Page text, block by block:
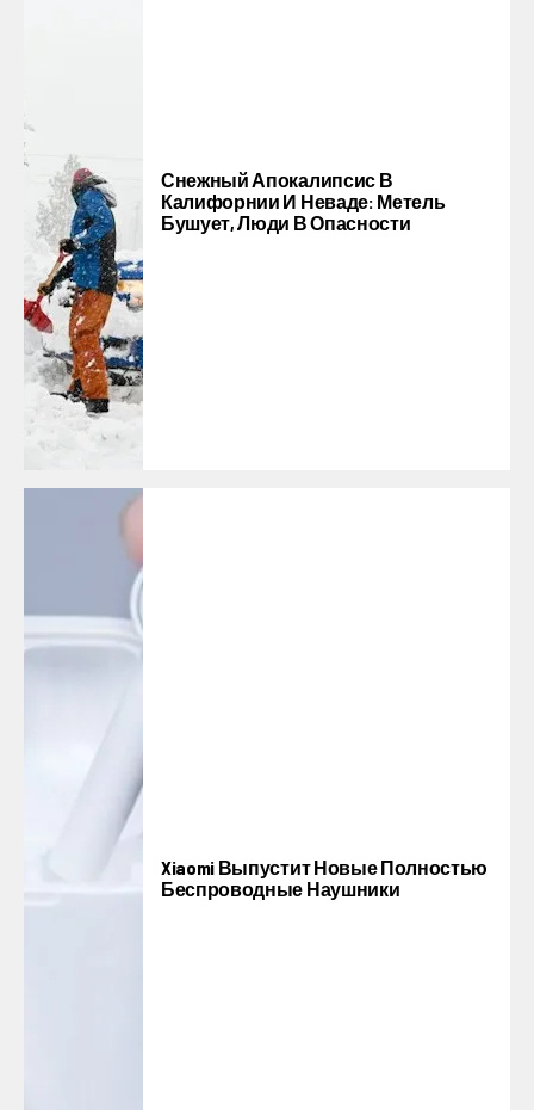
Снежный Апокалипсис В
Калифорнии И Неваде: Метель
Бушует, Люди В Опасности
Xiaomi Выпустит Новые Полностью
Беспроводные Наушники